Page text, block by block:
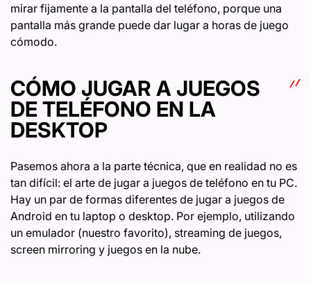
mirar fijamente a la pantalla del teléfono, porque una
pantalla más grande puede dar lugar a horas de juego
cómodo.
CÓMO JUGAR A JUEGOS
DE TELÉFONO EN LA
DESKTOP
Pasemos ahora a la parte técnica, que en realidad no es
tan difícil: el arte de jugar a juegos de teléfono en tu PC.
Hay un par de formas diferentes de jugar a juegos de
Android en tu laptop o desktop. Por ejemplo, utilizando
un emulador (nuestro favorito), streaming de juegos,
screen mirroring y juegos en la nube.